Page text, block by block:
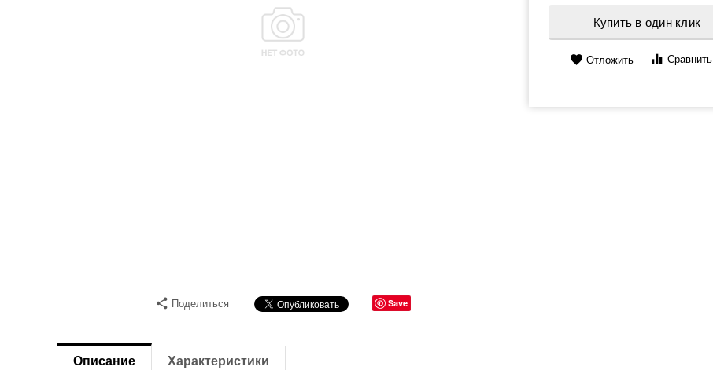
Поделиться Save
Купить в один клик
Отложить Сравнить
Описание Характеристики